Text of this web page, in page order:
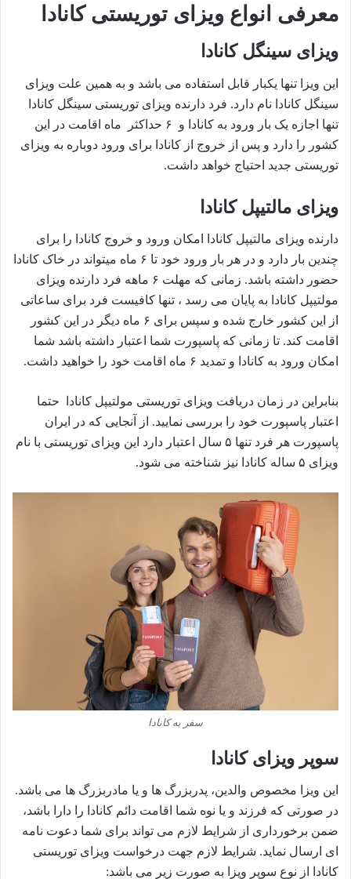
معرفی انواع ویزای توریستی کانادا
ویزای سینگل کانادا
این ویزا تنها یکبار قابل استفاده می باشد و به همین علت ویزای
سینگل کانادا نام دارد. فرد دارنده ویزای توریستی سینگل کانادا
تنها اجازه یک بار ورود به کانادا و ۶ حداکثر ماه اقامت در این
کشور را دارد و پس از خروج از کانادا برای ورود دوباره به ویزای
توریستی جدید احتیاج خواهد داشت.
ویزای مالتیپل کانادا
دارنده ویزای مالتیپل کانادا امکان ورود و خروج کانادا را برای
چندین بار دارد و در هر بار ورود خود تا ۶ ماه میتواند در خاک کانادا
حضور داشته باشد. زمانی که مهلت ۶ ماهه فرد دارنده ویزای
مولتیپل کانادا به پایان می رسد ، تنها کافیست فرد برای ساعاتی
از این کشور خارج شده و سپس برای ۶ ماه دیگر در این کشور
اقامت کند. تا زمانی که پاسپورت شما اعتبار داشته باشد شما
امکان ورود به کانادا و تمدید ۶ ماه اقامت خود را خواهید داشت.
بنابراین در زمان دریافت ویزای توریستی مولتیپل کانادا حتما
اعتبار پاسپورت خود را بررسی نمایید. از آنجایی که در ایران
پاسپورت هر فرد تنها ۵ سال اعتبار دارد این ویزای توریستی با نام
ویزای ۵ ساله کانادا نیز شناخته می شود.
سفر به کانادا
سوپر ویزای کانادا
این ویزا مخصوص والدین، پدربزرگ ها و یا مادربزرگ ها می باشد.
در صورتی که فرزند و یا نوه شما اقامت دائم کانادا را دارا باشد،
ضمن برخورداری از شرایط لازم می تواند برای شما دعوت نامه
ای ارسال نماید. شرایط لازم جهت درخواست ویزای توریستی
کانادا از نوع سوپر ویزا به صورت زیر می باشد: